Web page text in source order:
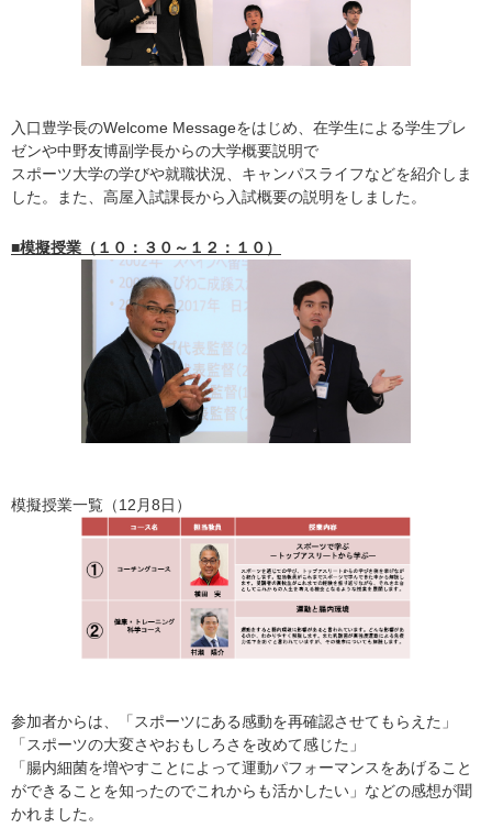
入口豊学長のWelcome Messageをはじめ、在学生による学生プレ
ゼンや中野友博副学長からの大学概要説明で
スポーツ大学の学びや就職状況、キャンパスライフなどを紹介しま
した。また、高屋入試課長から入試概要の説明をしました。
■模擬授業（１０：３０～１２：１０）
模擬授業一覧（12月8日）
参加者からは、「スポーツにある感動を再確認させてもらえた」
「スポーツの大変さやおもしろさを改めて感じた」
「腸内細菌を増やすことによって運動パフォーマンスをあげること
ができることを知ったのでこれからも活かしたい」などの感想が聞
かれました。